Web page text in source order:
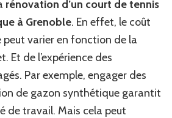
rénovation d’un court de tennis
à Grenoble. En effet, le coût
varier en fonction de la
Et de l’expérience des
Par exemple, engager des
de gazon synthétique garantit
de travail. Mais cela peut